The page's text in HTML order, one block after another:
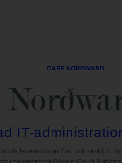
CASE NORDWARD
IT-
leverantör av fisk och skaldjur,
implementera Google Cloud